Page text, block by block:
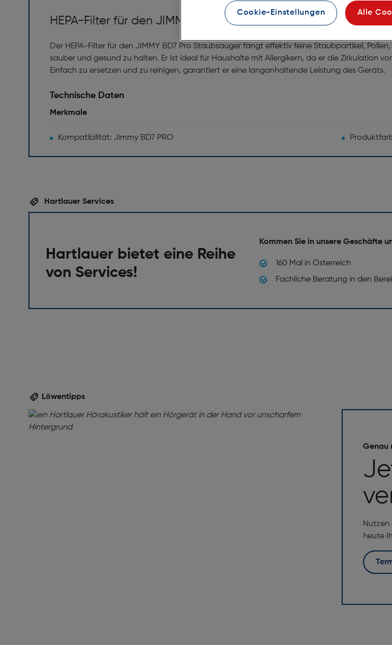
HEPA-Filter für den JIMMY BD7 Pro Staubsauger.
Der HEPA-Filter für den JIMMY BD7 Pro Staubsauger fängt effektiv feine Staubpartikel,
sauber und gesund zu halten. Er ist ideal für Haushalte mit Allergikern, da er die Zirkulation
Einfach zu ersetzen und zu reinigen, garantiert er eine langanhaltende Leistung des Geräts.
Technische Daten
Merkmale
Kompatibilität: Jimmy BD7 PRO
Hartlauer Services
Hartlauer bietet eine Reihe
von Services!
Kommen Sie in unsere Geschäfte
160 Mal in Österreich
Fachliche Beratung in den
Löwentipps
Genau
Nutzen
heute
Cookie-Einstellungen Alle